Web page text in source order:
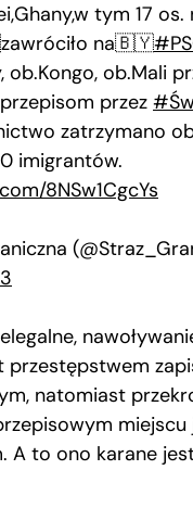
tym 17
na🇧🇾
ob.Kongo, ob.Mali
przez
zatrzymano
imigrantów.
8NSw1CgcYs
przestępstwem
natomiast
miejscu
A to ono karane